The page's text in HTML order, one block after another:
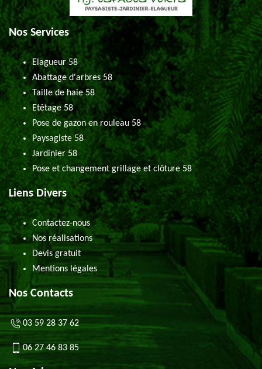
Nos Services
Elagueur 58
Abattage d'arbres 58
Taille de haie 58
Etêtage 58
Pose de gazon en rouleau 58
Paysagiste 58
Jardinier 58
Pose et changement grillage et clôture 58
Liens Divers
Contactez-nous
Nos réalisations
Devis gratuit
Mentions légales
Nos Contacts
03 59 28 37 62
06 27 46 83 85